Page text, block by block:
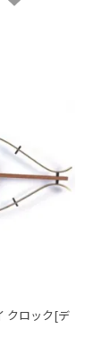
クロック[デ